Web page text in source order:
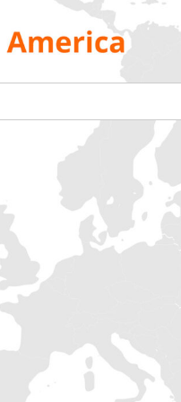
Story, Choose Your Platform!